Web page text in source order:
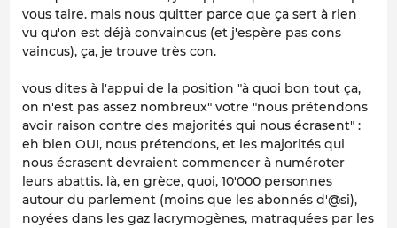
vous taire. mais nous quitter parce que ça sert à rien
vu qu'on est déjà convaincus (et j'espère pas cons
vaincus), ça, je trouve très con.
vous dites à l'appui de la position "à quoi bon tout ça,
on n'est pas assez nombreux" votre "nous prétendons
avoir raison contre des majorités qui nous écrasent" :
eh bien OUI, nous prétendons, et les majorités qui
nous écrasent devraient commencer à numéroter
leurs abattis. là, en grèce, quoi, 10'000 personnes
autour du parlement (moins que les abonnés d'@si),
noyées dans les gaz lacrymogènes, matraquées par les